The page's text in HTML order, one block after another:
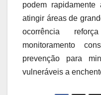
podem
atingir áreas de
ocorrência
monitoramento
prevenção para
vulneráveis a